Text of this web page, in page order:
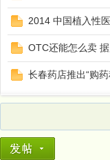
2014 中国植入性
OTC还能怎么卖
长春药店推出“购